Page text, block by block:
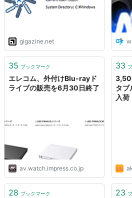
gigazine.net
35 ブックマーク
エレコム、外付けBlu-rayド
ライブの販売を6月30日終了
av.watch.impress.co.jp
33
タブ
入
28 ブックマーク 23